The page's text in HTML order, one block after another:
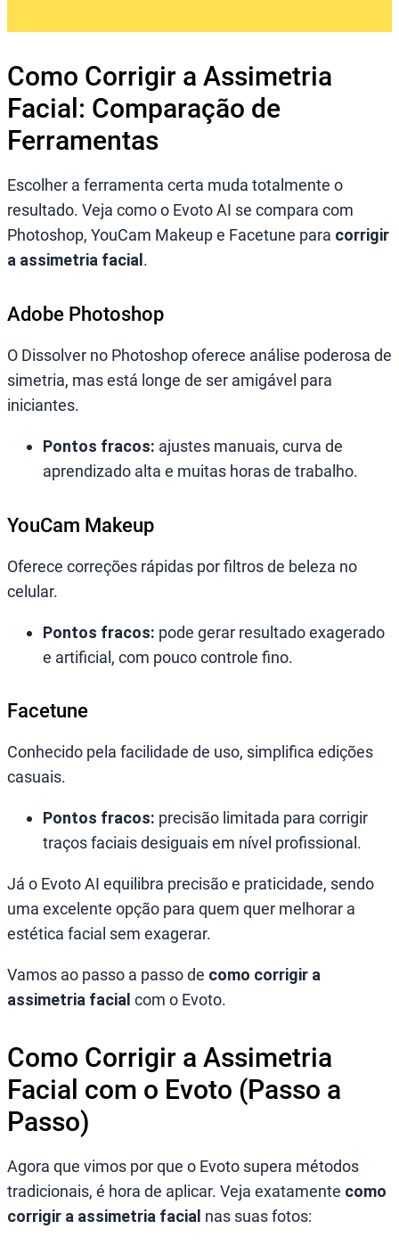
Como Corrigir a Assimetria
Facial: Comparação de
Ferramentas
Escolher a ferramenta certa muda totalmente o
resultado. Veja como o Evoto AI se compara com
Photoshop, YouCam Makeup e Facetune para corrigir
a assimetria facial .
Adobe Photoshop
O Dissolver no Photoshop oferece análise poderosa de
simetria, mas está longe de ser amigável para
iniciantes.
Pontos fracos: ajustes manuais, curva de
aprendizado alta e muitas horas de trabalho.
YouCam Makeup
Oferece correções rápidas por filtros de beleza no
celular.
Pontos fracos: pode gerar resultado exagerado
e artificial, com pouco controle fino.
Facetune
Conhecido pela facilidade de uso, simplifica edições
casuais.
Pontos fracos: precisão limitada para corrigir
traços faciais desiguais em nível profissional.
Já o Evoto AI equilibra precisão e praticidade, sendo
uma excelente opção para quem quer melhorar a
estética facial sem exagerar.
Vamos ao passo a passo de como corrigir a
assimetria facial com o Evoto.
Como Corrigir a Assimetria
Facial com o Evoto (Passo a
Passo)
Agora que vimos por que o Evoto supera métodos
tradicionais, é hora de aplicar. Veja exatamente como
corrigir a assimetria facial nas suas fotos: